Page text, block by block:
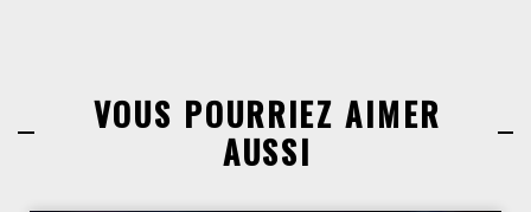
VOUS POURRIEZ AIMER
AUSSI